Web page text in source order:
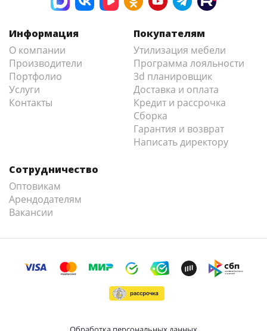
Информация
О компании
Производители
Портфолио
Услуги
Контакты
Покупателям
Утилизация мебели
Программа лояльности
3d планировщик
Доставка и оплата
Кредит и рассрочка
Сборка
Гарантия и возврат
Написать директору
Сотрудничество
Оптовикам
Арендодателям
Вакансии